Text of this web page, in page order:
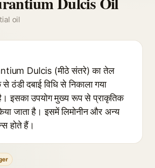
oil
Dulcis (मीठे संतरे) का तेल
दबाई विधि से निकाला गया
इसका उपयोग मुख्य रूप से प्राकृतिक
जाता है। इसमें लिमोनीन और अन्य
होते हैं।